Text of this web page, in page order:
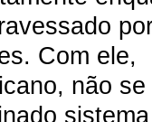
Com ele,
não